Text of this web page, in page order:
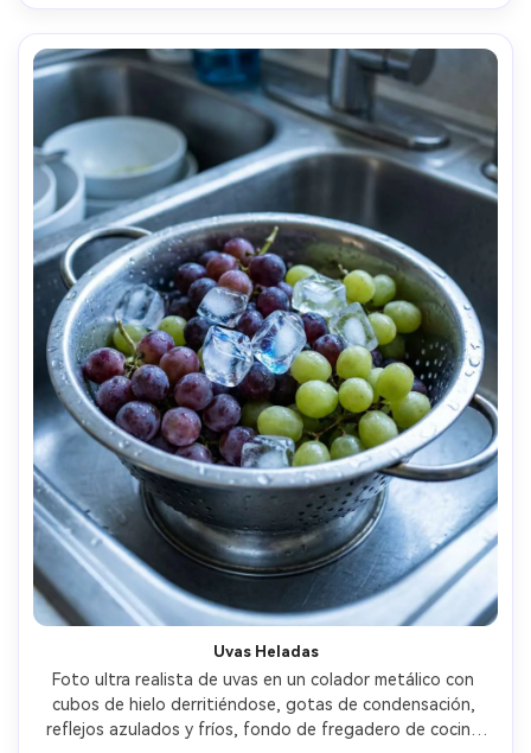
Uvas Heladas
Foto ultra realista de uvas en un colador metálico con
cubos de hielo derritiéndose, gotas de condensación,
reflejos azulados y fríos, fondo de fregadero de cocina